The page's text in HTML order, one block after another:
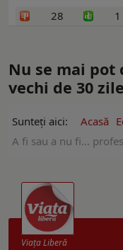
28
1
Nu se mai pot
vechi de 30
Sunteți aici: Acasă
A fi sau a nu fi...
Viaţa Liberă